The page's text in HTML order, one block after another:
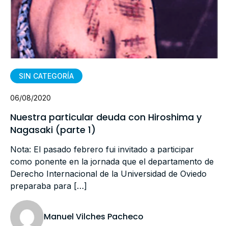
SIN CATEGORÍA
06/08/2020
Nuestra particular deuda con Hiroshima y
Nagasaki (parte 1)
Nota: El pasado febrero fui invitado a participar
como ponente en la jornada que el departamento de
Derecho Internacional de la Universidad de Oviedo
preparaba para […]
Manuel Vilches Pacheco